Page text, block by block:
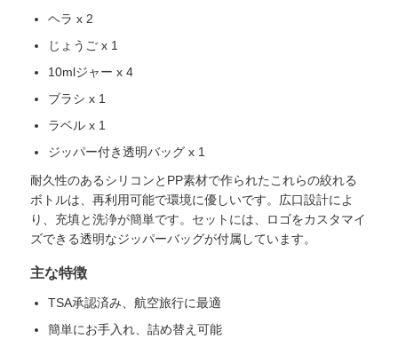
製品
ビデオ
私たちについて
工場見学
品質管理
お問い合わせ
ヘラ x 2
じょうご x 1
10mlジャー x 4
ブラシ x 1
ラベル x 1
ジッパー付き透明バッグ x 1
耐久性のあるシリコンとPP素材で作られたこれらの絞れる
ボトルは、再利用可能で環境に優しいです。広口設計によ
り、充填と洗浄が簡単です。セットには、ロゴをカスタマイ
ズできる透明なジッパーバッグが付属しています。
主な特徴
TSA承認済み、航空旅行に最適
簡単にお手入れ、詰め替え可能